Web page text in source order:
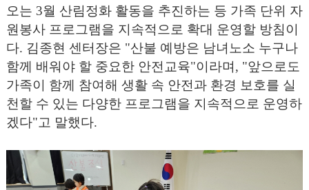
오는 3월 산림정화 활동을 추진하는 등 가족 단위 자
원봉사 프로그램을 지속적으로 확대 운영할 방침이
다. 김종현 센터장은 "산불 예방은 남녀노소 누구나
함께 배워야 할 중요한 안전교육"이라며, "앞으로도
가족이 함께 참여해 생활 속 안전과 환경 보호를 실
천할 수 있는 다양한 프로그램을 지속적으로 운영하
겠다"고 말했다.